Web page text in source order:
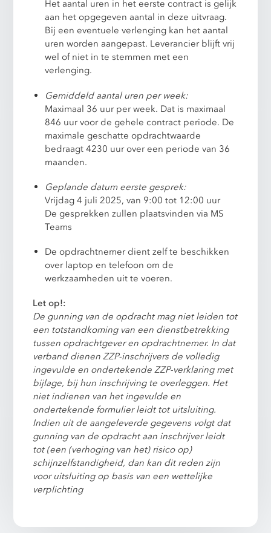
Het aantal uren in het eerste contract is gelijk
aan het opgegeven aantal in deze uitvraag.
Bij een eventuele verlenging kan het aantal
uren worden aangepast. Leverancier blijft vrij
wel of niet in te stemmen met een
verlenging.
Gemiddeld aantal uren per week:
Maximaal 36 uur per week. Dat is maximaal
846 uur voor de gehele contract periode. De
maximale geschatte opdrachtwaarde
bedraagt 4230 uur over een periode van 36
maanden.
Geplande datum eerste gesprek:
Vrijdag 4 juli 2025, van 9:00 tot 12:00 uur
De gesprekken zullen plaatsvinden via MS
Teams
De opdrachtnemer dient zelf te beschikken
over laptop en telefoon om de
werkzaamheden uit te voeren.
Let op!:
De gunning van de opdracht mag niet leiden tot
een totstandkoming van een dienstbetrekking
tussen opdrachtgever en opdrachtnemer. In dat
verband dienen ZZP-inschrijvers de volledig
ingevulde en ondertekende ZZP-verklaring met
bijlage, bij hun inschrijving te overleggen. Het
niet indienen van het ingevulde en
ondertekende formulier leidt tot uitsluiting.
Indien uit de aangeleverde gegevens volgt dat
gunning van de opdracht aan inschrijver leidt
tot (een (verhoging van het) risico op)
schijnzelfstandigheid, dan kan dit reden zijn
voor uitsluiting op basis van een wettelijke
verplichting